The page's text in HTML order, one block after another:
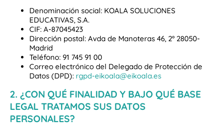
Denominación social: KOALA SOLUCIONES
EDUCATIVAS, S.A.
CIF: A-87045423
Dirección postal: Avda de Manoteras 46, 2º 28050-
Madrid
Teléfono: 91 745 91 00
Correo electrónico del Delegado de Protección de
Datos (DPD): rgpd-eikoala@eikoala.es
2. ¿CON QUÉ FINALIDAD Y BAJO QUÉ BASE
LEGAL TRATAMOS SUS DATOS
PERSONALES?